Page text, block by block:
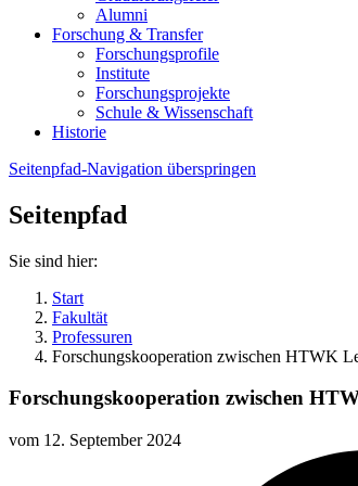
Alumni
Forschung & Transfer
Forschungsprofile
Institute
Forschungsprojekte
Schule & Wissenschaft
Historie
Seitenpfad-Navigation überspringen
Seitenpfad
Sie sind hier:
Start
Fakultät
Professuren
Forschungskooperation zwischen HTWK
Forschungskooperation zwischen
vom 12. September 2024